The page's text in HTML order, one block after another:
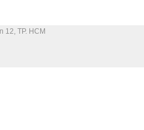
12, TP. HCM